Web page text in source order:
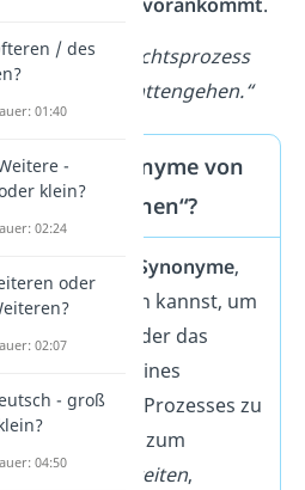
:„Der Gerichtsprozess
schnell vonstattengehen.“
sind Synonyme von
Synonyme,
du verwenden kannst, um
Fortschritt oder das
Voranschreiten eines
oder Prozesses zu
wie zum
fortschreiten,
/ des
01:40
-
klein?
02:24
oder
02:07
- groß
04:50